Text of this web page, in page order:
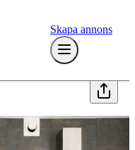
Skapa annons